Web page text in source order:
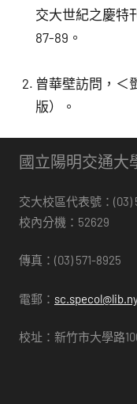
交大世紀之慶特
87-89。
曾華壁訪問，＜
版）。
國立陽明交通大
交大校區代表號：(03)
校內分機：52629
傳真：(03) 571-8925
電郵：
校址：新竹市大學路